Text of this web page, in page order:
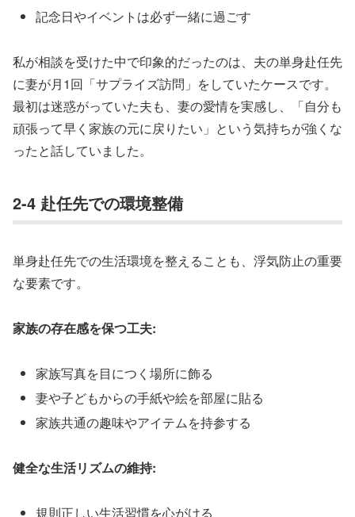
記念日やイベントは必ず一緒に過ごす
私が相談を受けた中で印象的だったのは、夫の単身赴任先
に妻が月1回「サプライズ訪問」をしていたケースです。
最初は迷惑がっていた夫も、妻の愛情を実感し、「自分も
頑張って早く家族の元に戻りたい」という気持ちが強くな
ったと話していました。
2-4 赴任先での環境整備
単身赴任先での生活環境を整えることも、浮気防止の重要
な要素です。
家族の存在感を保つ工夫:
家族写真を目につく場所に飾る
妻や子どもからの手紙や絵を部屋に貼る
家族共通の趣味やアイテムを持参する
健全な生活リズムの維持:
規則正しい生活習慣を心がける